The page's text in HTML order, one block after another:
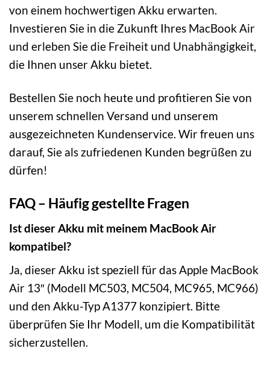
von einem hochwertigen Akku erwarten.
Investieren Sie in die Zukunft Ihres MacBook Air
und erleben Sie die Freiheit und Unabhängigkeit,
die Ihnen unser Akku bietet.
Bestellen Sie noch heute und profitieren Sie von
unserem schnellen Versand und unserem
ausgezeichneten Kundenservice. Wir freuen uns
darauf, Sie als zufriedenen Kunden begrüßen zu
dürfen!
FAQ – Häufig gestellte Fragen
Ist dieser Akku mit meinem MacBook Air
kompatibel?
Ja, dieser Akku ist speziell für das Apple MacBook
Air 13″ (Modell MC503, MC504, MC965, MC966)
und den Akku-Typ A1377 konzipiert. Bitte
überprüfen Sie Ihr Modell, um die Kompatibilität
sicherzustellen.